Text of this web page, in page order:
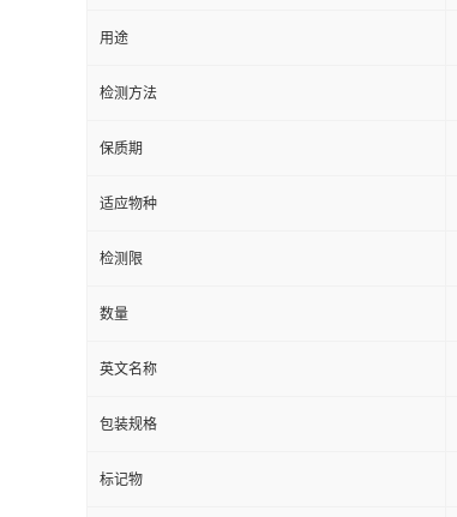
用途
检测方法
保质期
适应物种
检测限
数量
英文名称
包装规格
标记物